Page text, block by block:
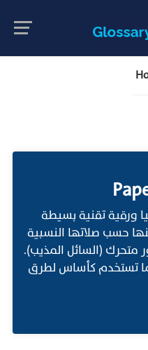
ورقية تقنية بسيطة
حسب صلاتها النسبية
متحرك (السائل المذيب).
تستخدم كأساس لطرق